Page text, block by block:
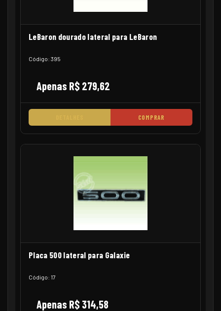
LeBaron dourado lateral para LeBaron
Código: 395
Apenas R$ 279,62
COMPRAR
Placa 500 lateral para Galaxie
Código: 17
Apenas R$ 314,58